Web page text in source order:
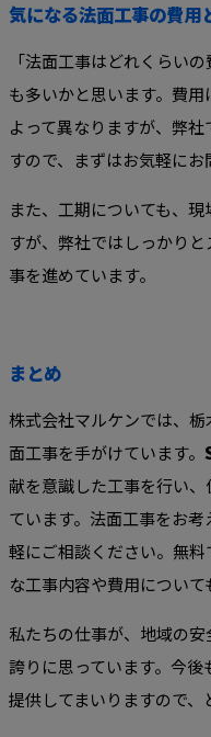
気になる法面工事の費用
「法面工事はどれくらい
も多いかと思います。費
よって異なりますが、弊社
すので、まずはお気軽にお
また、工期についても、
すが、弊社ではしっかりと
事を進めています。
まとめ
株式会社マルケンでは、
面工事を手がけています。
献を意識した工事を行い
ています。法面工事をお
軽にご相談ください。無
な工事内容や費用について
私たちの仕事が、地域の
誇りに思っています。今
提供してまいりますので、